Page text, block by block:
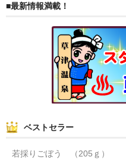
まんじゅう
スナック
■最新情報満載！
ベストセラー
若採りごぼう （205ｇ）